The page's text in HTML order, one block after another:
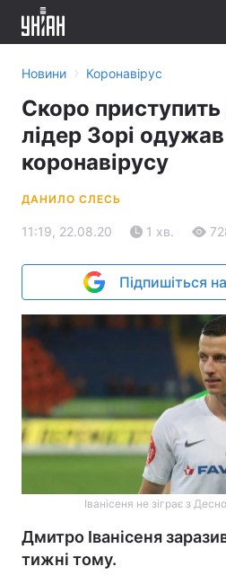
Новини › Коронавірус
Скоро
лідер Зорі одужав
коронавірусу
ДАНИЛО СЛЕСЬ
11:19, 22.08.20 1 хв.
Підпишіться
Іванісеня не зіграє з
Дмитро Іванісеня
тижні тому.